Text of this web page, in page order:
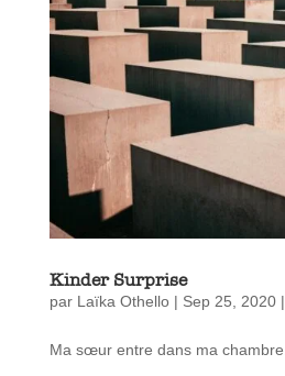
Kinder Surprise
par Laïka Othello| Sep 25, 2020|
Ma sœur entre dans ma chambre.